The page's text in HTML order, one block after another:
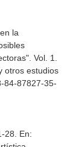
la
Vol. 1.
otros estudios
84-87827-35-
28. En: